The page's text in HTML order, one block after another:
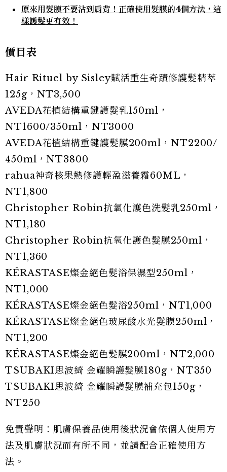
原來用髮膜不要沾到肩背！正確使用髮膜的4個方法，這
樣護髮更有效！
價目表
Hair Rituel by Sisley賦活重生奇蹟修護髮精萃
125g，NT3,500
AVEDA花植結構重鍵護髮乳150ml，
NT1600/350ml，NT3000
AVEDA花植結構重鍵護髮膜200ml，NT2200/
450ml，NT3800
rahua神奇核果熱修護輕盈滋養霜60ML，
NT1,800
Christopher Robin抗氧化護色洗髮乳250ml，
NT1,180
Christopher Robin抗氧化護色髮膜250ml，
NT1,360
KÉRASTASE燦金絕色髮浴保濕型250ml，
NT1,000
KÉRASTASE燦金絕色髮浴250ml，NT1,000
KÉRASTASE燦金絕色玻尿酸水光髮膜250ml，
NT1,200
KÉRASTASE燦金絕色髮膜200ml，NT2,000
TSUBAKI思波綺 金耀瞬護髮膜180g，NT350
TSUBAKI思波綺 金耀瞬護髮膜補充包150g，
NT250
免責聲明：肌膚保養品使用後狀況會依個人使用方
法及肌膚狀況而有所不同，並請配合正確使用方
法。